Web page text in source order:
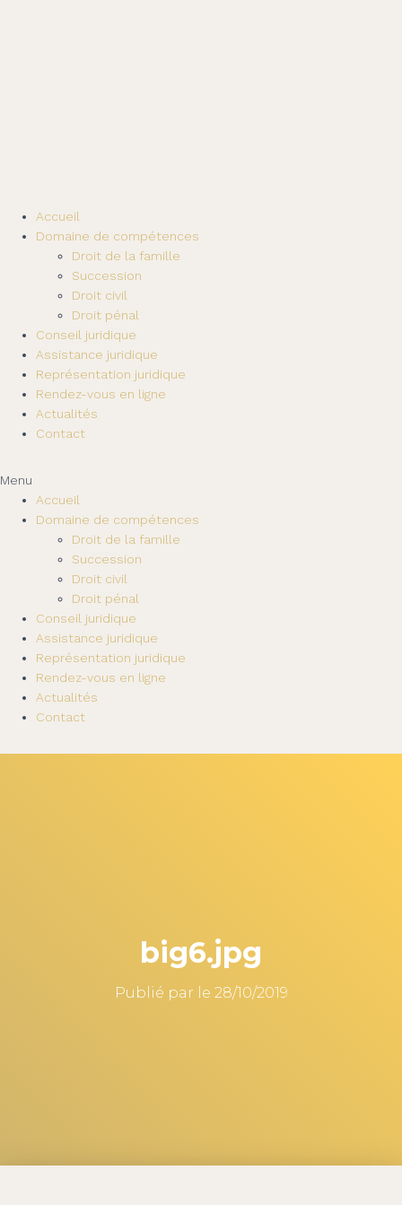
Accueil
Domaine de compétences
Droit de la famille
Succession
Droit civil
Droit pénal
Conseil juridique
Assistance juridique
Représentation juridique
Rendez-vous en ligne
Actualités
Contact
Menu
Accueil
Domaine de compétences
Droit de la famille
Succession
Droit civil
Droit pénal
Conseil juridique
Assistance juridique
Représentation juridique
Rendez-vous en ligne
Actualités
Contact
big6.jpg
Publié par le 28/10/2019